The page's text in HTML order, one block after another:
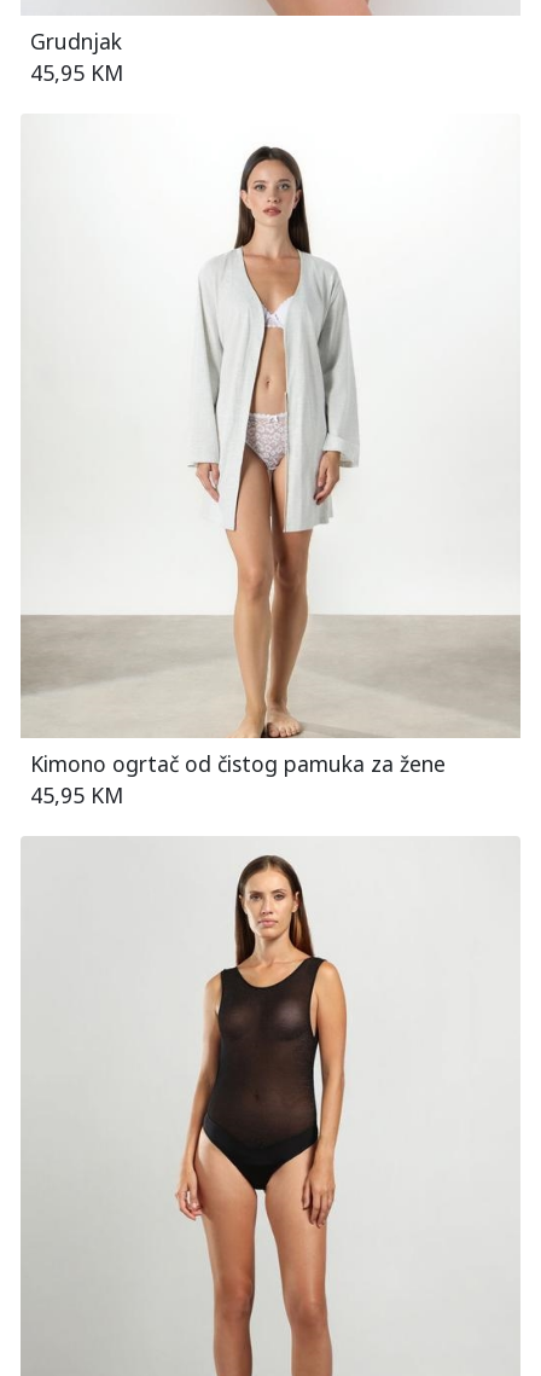
Grudnjak
45,95 KM
Kimono ogrtač od čistog pamuka za žene
45,95 KM